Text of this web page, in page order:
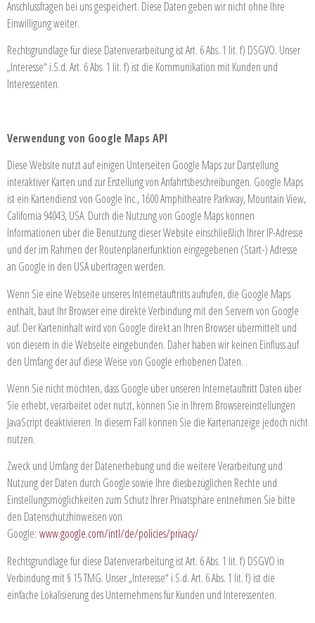
Anschlussfragen bei uns gespeichert. Diese Daten geben wir nicht ohne Ihre
Einwilligung weiter.
Rechtsgrundlage für diese Datenverarbeitung ist Art. 6 Abs. 1 lit. f) DSGVO. Unser
„Interesse“ i.S.d. Art. 6 Abs. 1 lit. f) ist die Kommunikation mit Kunden und
Interessenten.
Verwendung von Google Maps API
Diese Website nutzt auf einigen Unterseiten Google Maps zur Darstellung
interaktiver Karten und zur Erstellung von Anfahrtsbeschreibungen. Google Maps
ist ein Kartendienst von Google Inc., 1600 Amphitheatre Parkway, Mountain View,
California 94043, USA. Durch die Nutzung von Google Maps können
Informationen über die Benutzung dieser Website einschließlich Ihrer IP-Adresse
und der im Rahmen der Routenplanerfunktion eingegebenen (Start-) Adresse
an Google in den USA übertragen werden.
Wenn Sie eine Webseite unseres Internetauftritts aufrufen, die Google Maps
enthält, baut Ihr Browser eine direkte Verbindung mit den Servern von Google
auf. Der Karteninhalt wird von Google direkt an Ihren Browser übermittelt und
von diesem in die Webseite eingebunden. Daher haben wir keinen Einfluss auf
den Umfang der auf diese Weise von Google erhobenen Daten. .
Wenn Sie nicht möchten, dass Google über unseren Internetauftritt Daten über
Sie erhebt, verarbeitet oder nutzt, können Sie in Ihrem Browsereinstellungen
JavaScript deaktivieren. In diesem Fall können Sie die Kartenanzeige jedoch nicht
nutzen.
Zweck und Umfang der Datenerhebung und die weitere Verarbeitung und
Nutzung der Daten durch Google sowie Ihre diesbezüglichen Rechte und
Einstellungsmöglichkeiten zum Schutz Ihrer Privatsphäre entnehmen Sie bitte
den Datenschutzhinweisen von
Google: www.google.com/intl/de/policies/privacy/
Rechtsgrundlage für diese Datenverarbeitung ist Art. 6 Abs. 1 lit. f) DSGVO in
Verbindung mit § 15 TMG. Unser „Interesse“ i.S.d. Art. 6 Abs. 1 lit. f) ist die
einfache Lokalisierung des Unternehmens für Kunden und Interessenten.